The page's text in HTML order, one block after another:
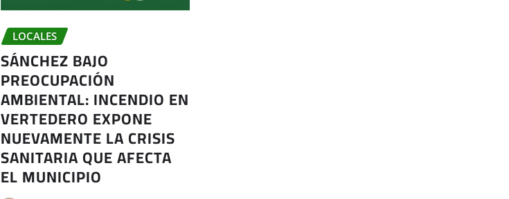
LOCALES
SÁNCHEZ BAJO
PREOCUPACIÓN
AMBIENTAL: INCENDIO EN
VERTEDERO EXPONE
NUEVAMENTE LA CRISIS
SANITARIA QUE AFECTA
EL MUNICIPIO